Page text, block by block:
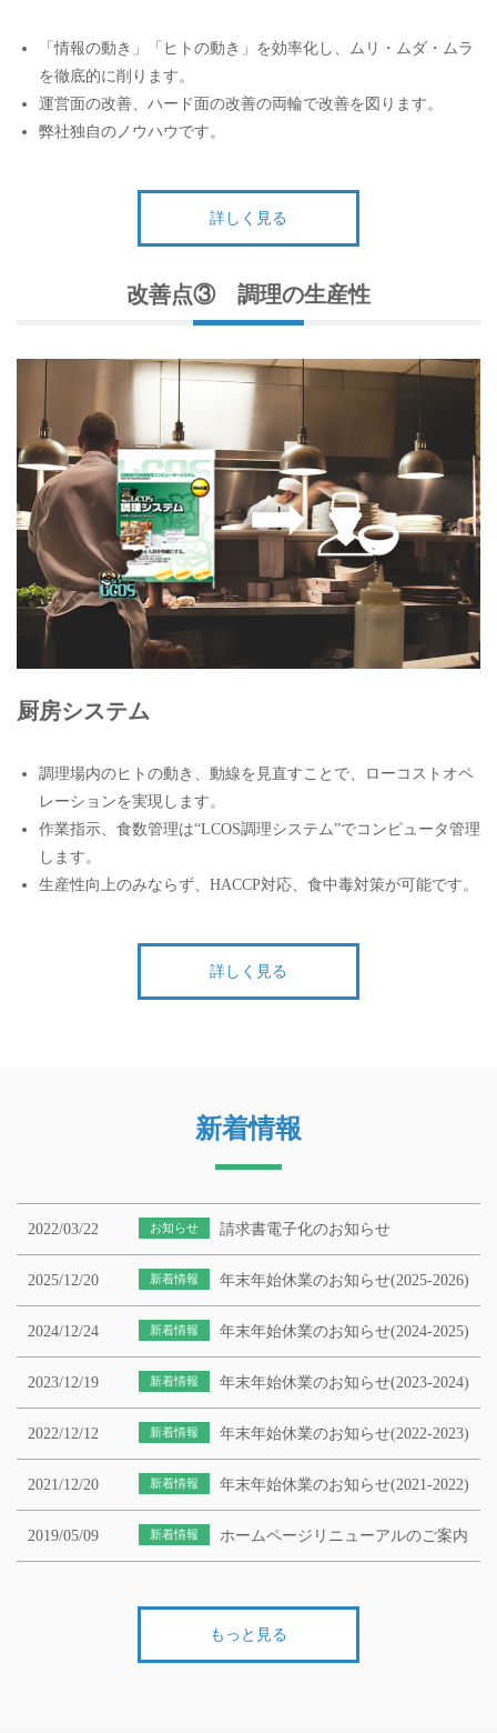
「情報の動き」「ヒトの動き」を効率化し、ムリ・ムダ・ムラ
を徹底的に削ります。
運営面の改善、ハード面の改善の両輪で改善を図ります。
弊社独自のノウハウです。
詳しく見る
改善点③ 調理の生産性
厨房システム
調理場内のヒトの動き、動線を見直すことで、ローコストオペ
レーションを実現します。
作業指示、食数管理は“LCOS調理システム”でコンピュータ管理
します。
生産性向上のみならず、HACCP対応、食中毒対策が可能です。
詳しく見る
新着情報
2022/03/22 お知らせ 請求書電子化のお知らせ
2025/12/20 新着情報 年末年始休業のお知らせ(2025-2026)
2024/12/24 新着情報 年末年始休業のお知らせ(2024-2025)
2023/12/19 新着情報 年末年始休業のお知らせ(2023-2024)
2022/12/12 新着情報 年末年始休業のお知らせ(2022-2023)
2021/12/20 新着情報 年末年始休業のお知らせ(2021-2022)
2019/05/09 新着情報 ホームページリニューアルのご案内
もっと見る